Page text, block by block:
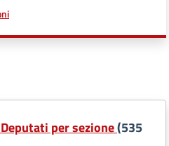
a proposito di
per sezione(535